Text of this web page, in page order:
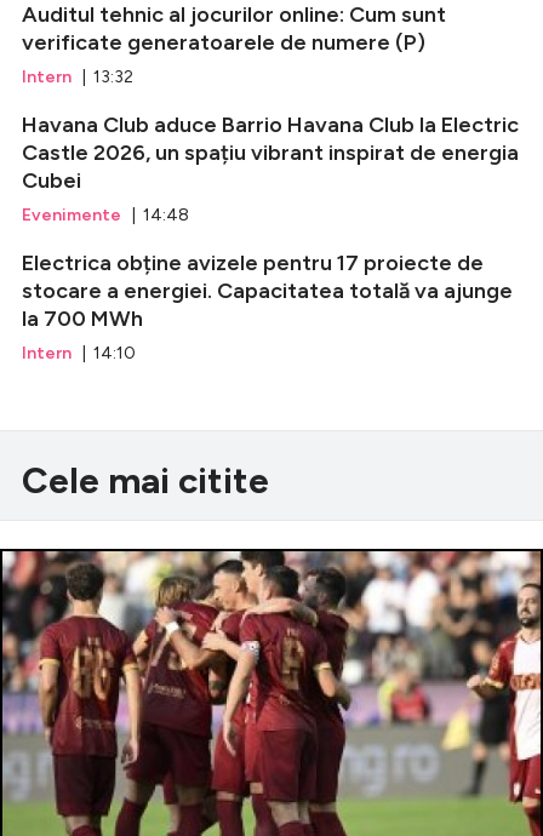
Auditul tehnic al jocurilor online: Cum sunt
verificate generatoarele de numere (P)
Intern | 13:32
Havana Club aduce Barrio Havana Club la Electric
Castle 2026, un spațiu vibrant inspirat de energia
Cubei
Evenimente | 14:48
Electrica obține avizele pentru 17 proiecte de
stocare a energiei. Capacitatea totală va ajunge
la 700 MWh
Intern | 14:10
Cele mai citite